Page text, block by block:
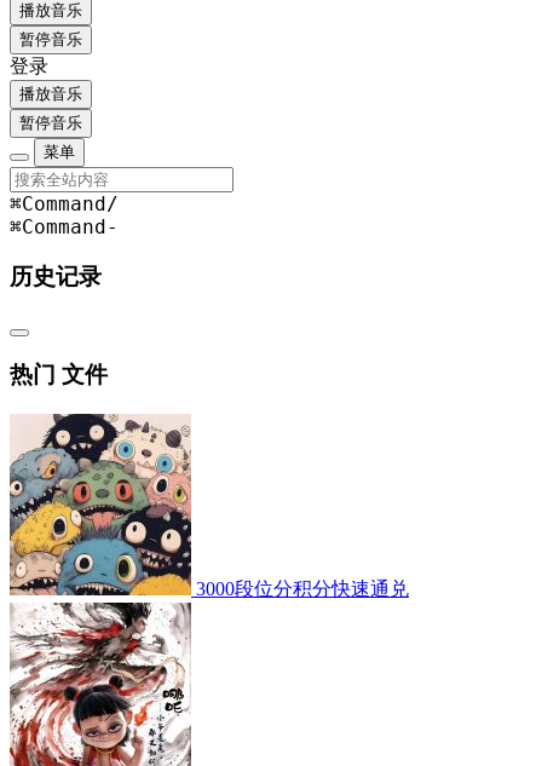
播放音乐
暂停音乐
登录
播放音乐
暂停音乐
菜单
⌘Command /
⌘Command -
历史记录
热门 文件
3000段位分积分快速通兑